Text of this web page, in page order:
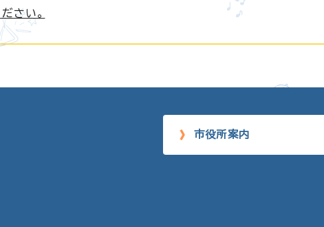
さい。
市役所案内